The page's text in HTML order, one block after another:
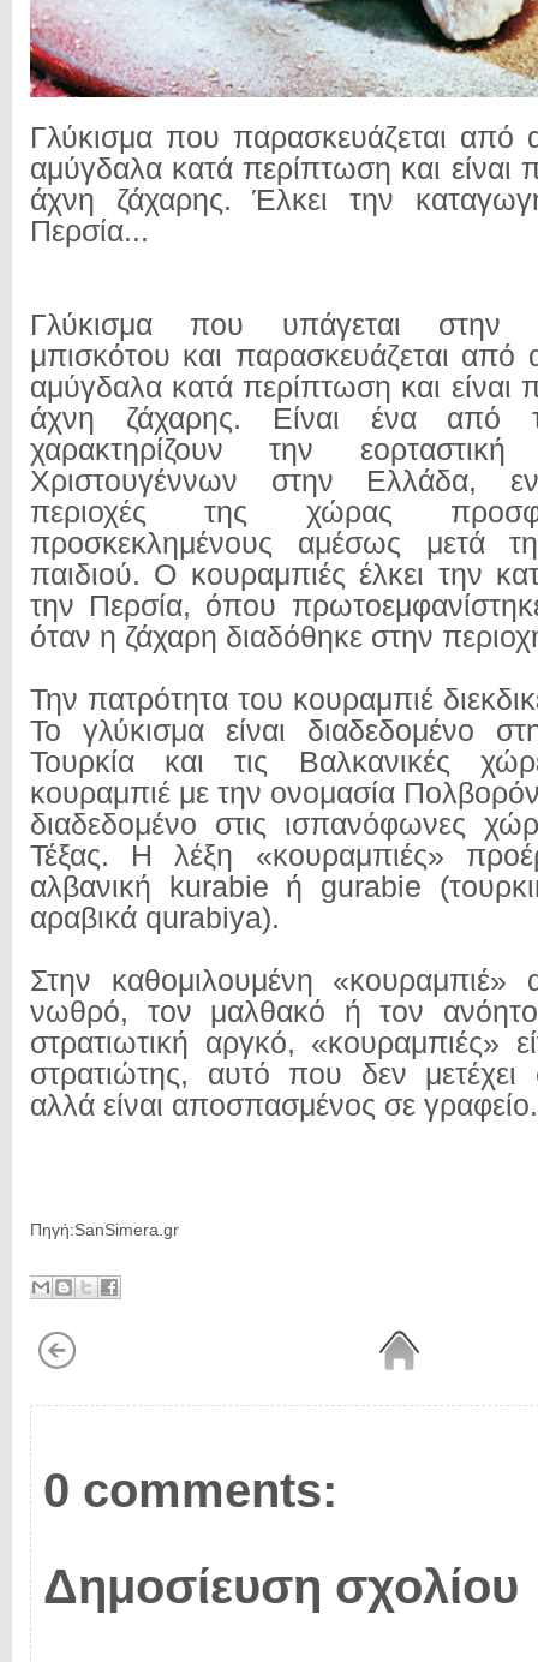
Γλύκισμα που παρασκευάζεται από
αμύγδαλα κατά περίπτωση και είναι
άχνη ζάχαρης. Έλκει την
Περσία...
Γλύκισμα που υπάγεται στην
μπισκότου και παρασκευάζεται από
αμύγδαλα κατά περίπτωση και είναι
άχνη ζάχαρης. Είναι ένα από
χαρακτηρίζουν την
Χριστουγέννων στην Ελλάδα,
περιοχές της χώρας
προσκεκλημένους αμέσως μετά
παιδιού. Ο κουραμπιές έλκει την
την Περσία, όπου
όταν η ζάχαρη διαδόθηκε στην
Την πατρότητα του κουραμπιέ
Το γλύκισμα είναι διαδεδομένο
Τουρκία και τις Βαλκανικές
κουραμπιέ με την ονομασία
διαδεδομένο στις ισπανόφωνες
Τέξας. Η λέξη «κουραμπιές»
αλβανική kurabie ή gurabie
αραβικά qurabiya).
Στην καθομιλουμένη «κουραμπιέ»
νωθρό, τον μαλθακό ή τον
στρατιωτική αργκό, «κουραμπιές»
στρατιώτης, αυτό που δεν μετέχει
αλλά είναι αποσπασμένος σε
Πηγή:SanSimera.gr
0 comments:
Δημοσίευση σχολίου